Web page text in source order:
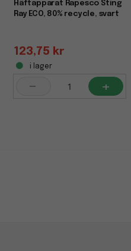
Häftapparat Rapesco Sting
Ray ECO, 80% recycle, svart
123,75 kr
i lager
- +